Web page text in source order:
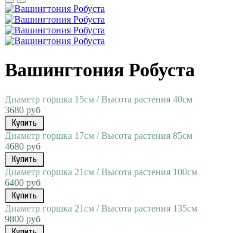
Вашингтония Робуста
Диаметр горшка 15см / Высота растения 40см
3680 руб
Купить
Диаметр горшка 17см / Высота растения 85см
4680 руб
Купить
Диаметр горшка 21см / Высота растения 100см
6400 руб
Купить
Диаметр горшка 21см / Высота растения 135см
9800 руб